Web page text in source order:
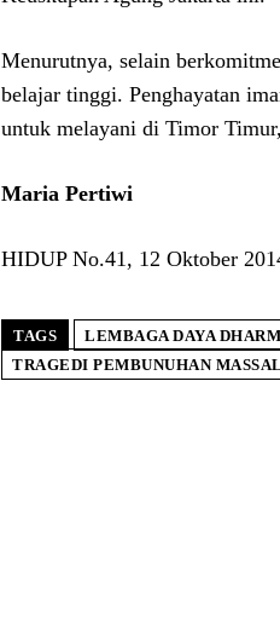
Menurutnya, selain
belajar tinggi. Penghayatan
untuk melayani di Timor
Maria Pertiwi
HIDUP No.41, 12 Oktober
TAGS LEMBAGA DAYA
TRAGEDI PEMBUNUHAN